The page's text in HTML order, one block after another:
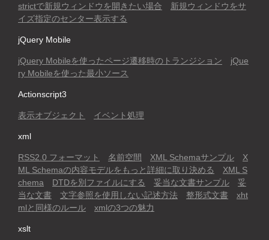
strictで新規ウィンドウを開きたい場合
新規ウィンドウをサ
イズ指定のセンター表示する
jQuery Mobile
jQuery Mobileを使ったページ遷移時のトランジション
jQue
ry Mobileを使った最小ソース
Actionscript3
表示オブジェクト イベント処理
xml
RSS2.0 フォーマット 名前空間 XML Schemaサンプル
X
ML Schemaの内容モデルをもっと詳細に取り決める
XML S
chema
DTDを別ファイルにする 妥当な文書サンプル
妥
当な文書
文字参照を使用しない記述方法 整形式文書
xht
mlと同様のルール
xmlの3つの魅力
xslt